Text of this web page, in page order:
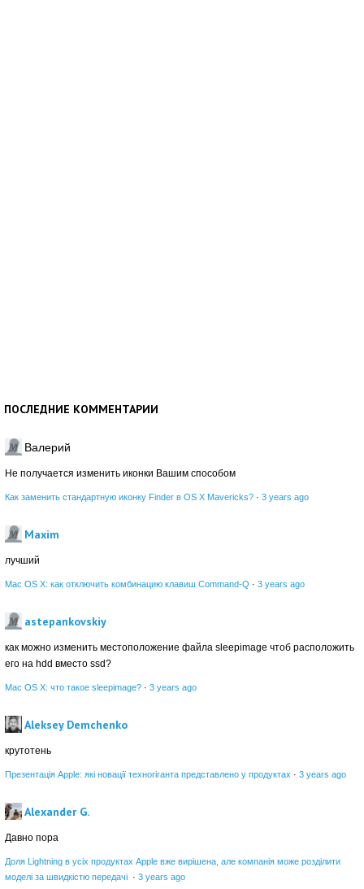
ПОСЛЕДНИЕ КОММЕНТАРИИ
Валерий
Не получается изменить иконки Вашим способом
Как заменить стандартную иконку Finder в OS X Mavericks? · 3 years ago
Maxim
лучший
Mac OS X: как отключить комбинацию клавиш Command-Q · 3 years ago
astepankovskiy
как можно изменить местоположение файла sleepimage чтоб расположить
его на hdd вместо ssd?
Mac OS X: что такое sleepimage? · 3 years ago
Aleksey Demchenko
крутотень
Презентація Apple: які новації техногіганта представлено у продуктах · 3 years ago
Alexander G.
Давно пора
Доля Lightning в усіх продуктах Apple вже вирішена, але компанія може розділити
моделі за швидкістю передачі · 3 years ago